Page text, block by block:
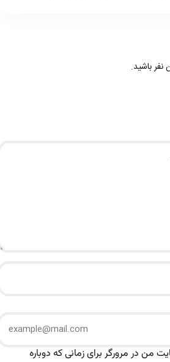
باشید.
من در مرورگر برای زمانی که دوباره